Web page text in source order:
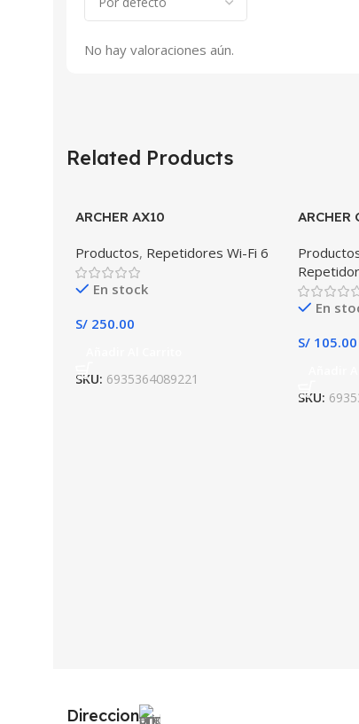
No hay valoraciones aún.
Related Products
ARCHER AX10
Productos, Repetidores Wi-Fi 6
En stock
S/ 250.00
SKU: 6935364089221
ARCHER
En
S/105.00
SKU:
Direccion